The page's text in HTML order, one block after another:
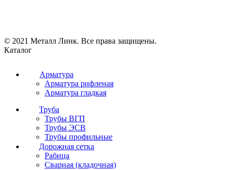
© 2021 Металл Линк. Все права защищены.
Каталог
Арматура
Арматура рифленая
Арматура гладкая
Труба
Трубы ВГП
Трубы ЭСВ
Трубы профильные
Дорожная сетка
Рабица
Сварная (кладочная)